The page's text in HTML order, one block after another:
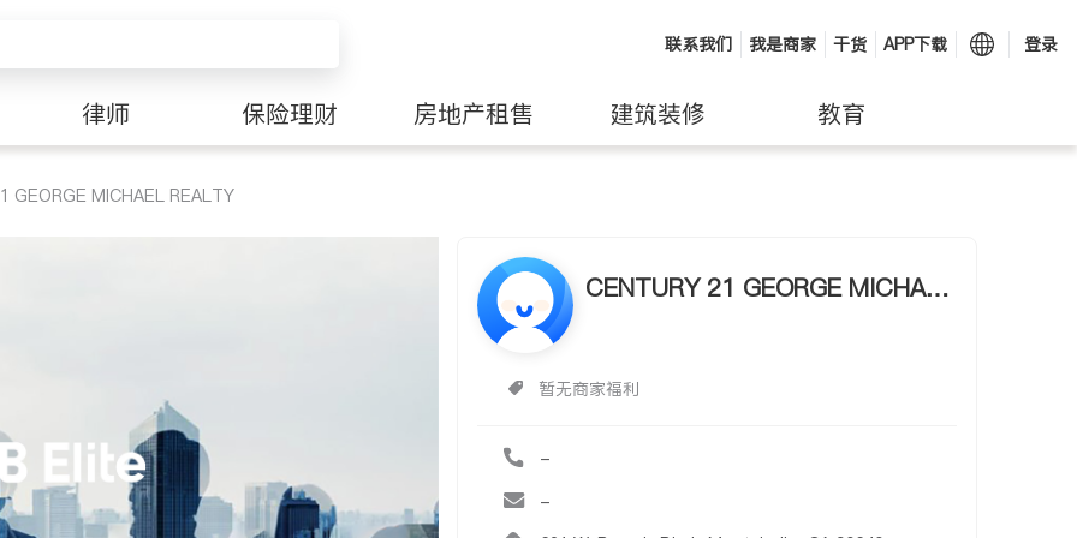
联系我们 我是商家 干货 APP下载 登录
律师 保险理财 房地产租售 建筑装修 教育
GEORGE MICHAEL REALTY
CENTURY 21 GEORGE MICHAEL
暂无商家福利
-
-